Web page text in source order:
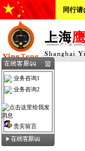
同行
业务咨询1
业务咨询2
贵宾留言